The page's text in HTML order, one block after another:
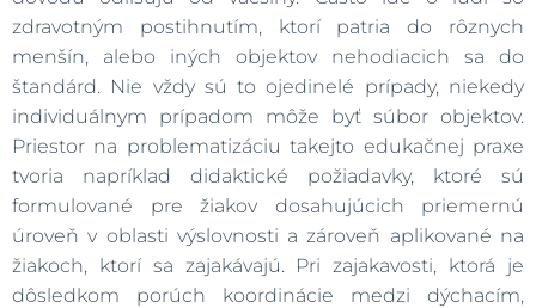
zdravotným postihnutím, ktorí patria do rôznych
menšín, alebo iných objektov nehodiacich sa do
štandárd. Nie vždy sú to ojedinelé prípady, niekedy
individuálnym prípadom môže byť súbor objektov.
Priestor na problematizáciu takejto edukačnej praxe
tvoria napríklad didaktické požiadavky, ktoré sú
formulované pre žiakov dosahujúcich priemernú
úroveň v oblasti výslovnosti a zároveň aplikované na
žiakoch, ktorí sa zajakávajú. Pri zajakavosti, ktorá je
dôsledkom porúch koordinácie medzi dýchacím,